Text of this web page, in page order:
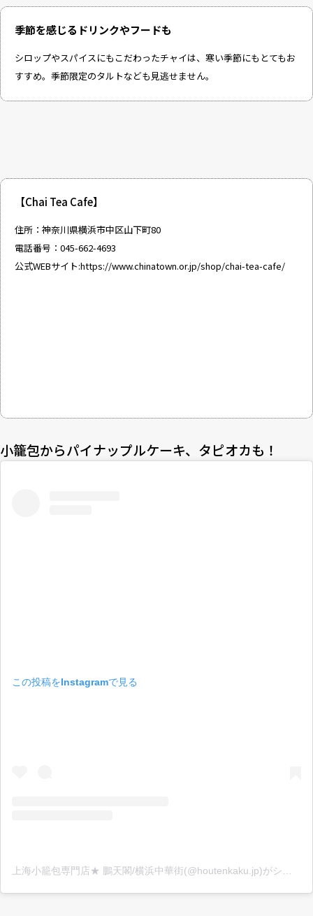
季節を感じるドリンクやフードも
シロップやスパイスにもこだわったチャイは、寒い季節にもとてもお
すすめ。季節限定のタルトなども見逃せません。
【Chai Tea Cafe】
住所：神奈川県横浜市中区山下町80
電話番号：045-662-4693
公式WEBサイト:https://www.chinatown.or.jp/shop/chai-tea-cafe/
小籠包からパイナップルケーキ、タピオカも！
この投稿をInstagramで見る